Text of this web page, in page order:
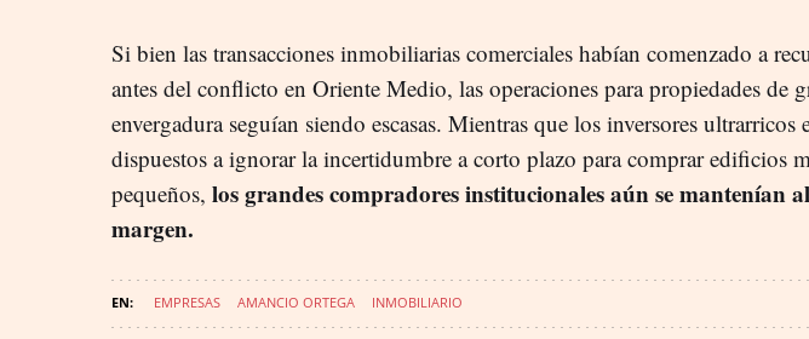
Si bien las transacciones inmobiliarias comerciales habían comenzado a
antes del conflicto en Oriente Medio, las operaciones para propiedades de
envergadura seguían siendo escasas. Mientras que los inversores ultrarricos
dispuestos a ignorar la incertidumbre a corto plazo para comprar edificios
pequeños, los grandes compradores institucionales aún se mantenían al
margen.
EMPRESAS AMANCIO ORTEGA INMOBILIARIO